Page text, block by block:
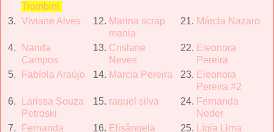
Trombini
3. Viviane Alves 12. Marina scrap
mania
21. Márcia Nazaro
4.
Nanda
Campos
13. Crislane
Neves
22. Eleonora
Pereira
5.
Fabíola Araújo 14. Marcia Pereira 23. Eleonora
Pereira #2
6.
Larissa Souza
Petroski
15. raquel silva 24. Fernanda
Neder
7.
Fernanda
16. Elisângela
25. Lígia Lima